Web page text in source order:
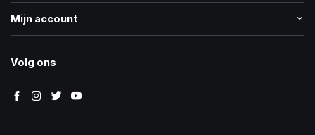
Mijn account
Volg ons